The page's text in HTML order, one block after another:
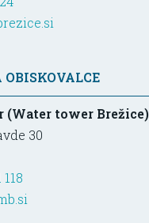
OBISKOVALCE
(Water tower Brežice)
30